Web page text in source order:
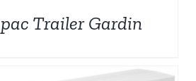
Trailer Gardin